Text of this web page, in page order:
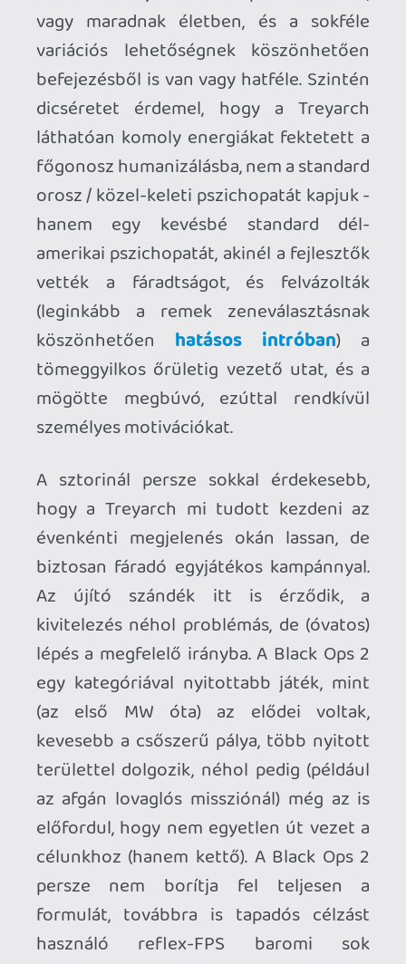
A sztorinál persze sokkal érdekesebb,
hogy a Treyarch mi tudott kezdeni az
évenkénti megjelenés okán lassan, de
biztosan fáradó egyjátékos kampánnyal.
Az újító szándék itt is érződik, a
kivitelezés néhol problémás, de (óvatos)
lépés a megfelelő irányba. A Black Ops 2
egy kategóriával nyitottabb játék, mint
(az első MW óta) az elődei voltak,
kevesebb a csőszerű pálya, több nyitott
területtel dolgozik, néhol pedig (például
az afgán lovaglós missziónál) még az is
előfordul, hogy nem egyetlen út vezet a
célunkhoz (hanem kettő). A Black Ops 2
persze nem borítja fel teljesen a
formulát, továbbra is tapadós célzást
használó reflex-FPS baromi sok
(gondosan szkriptelt) látványos
jelenettel. Bár a Treyarch becsülettel
beleszórt a BO2-be legalább annyi
tömegjelenetet, mint amennyivel
(mondjuk) az MW3 szolgált, a
konzolgeneráció vége felé közeledve
vizuális szempontból ezek már nem
ütnek akkorát, mint mondjuk az első MW
atomrobbanása, vagy a váratlan
rakétaindítás szintén az MW1
végjátékában. Félreértés ne essék: nem
néznek ki rosszabbul, meg több is van
belőlük, csak erősen sújtja őket a
„szeretem a lekváros fánkot, de a
huszadikat ezért már nem ugyanazzal a
lelkesedéssel tolom be a számba, mint az
elsőt” szindróma. Apropó, szájba tolás
(nem, nem orális szexről lesz szó): a BO2
mást is az arcodba tol, jelesül a kőkemény
erőszakot, nem kifejezetten horrorra
meg belezésre hajtó akciójátékban én
ilyen szintű brutalitást még nem láttam, a
Black Ops 2 szigorúan pirostizennyolcas
kategória, tessék elzárni a gyerkőcök elől,
szörnyűséges dolgok történnek benne.